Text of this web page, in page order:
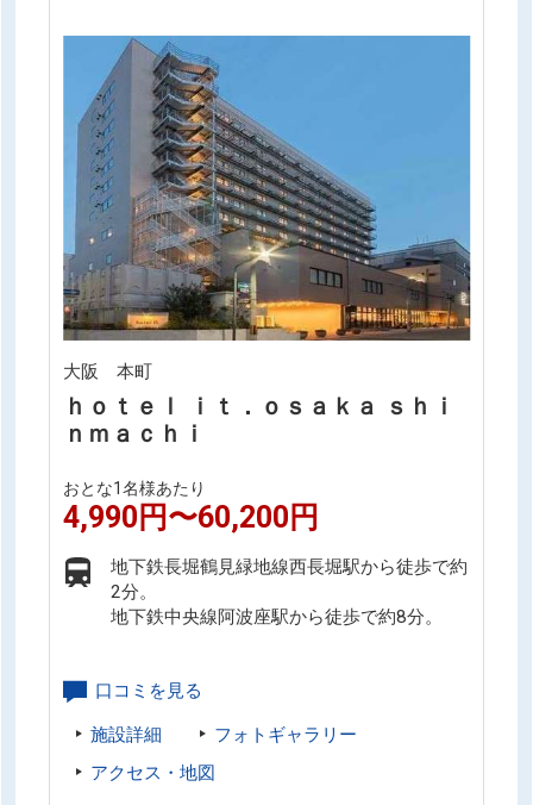
大阪 本町
ｈｏｔｅｌ ｉｔ．ｏｓａｋａ ｓｈｉ
ｎｍａｃｈｉ
おとな1名様あたり
4,990円〜60,200円
地下鉄長堀鶴見緑地線西長堀駅から徒歩で約
2分。
地下鉄中央線阿波座駅から徒歩で約8分。
口コミを見る
施設詳細
フォトギャラリー
アクセス・地図